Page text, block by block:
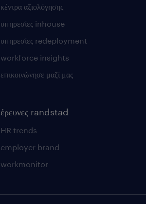
κέντρα αξιολόγησης
υπηρεσίες inhouse
υπηρεσίες redeployment
workforce insights
επικοινώνησε μαζί μας
έρευνες randstad
HR trends
employer brand
workmonitor